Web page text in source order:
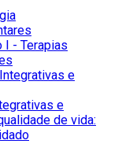
I - Terapias
e
e
de vida: